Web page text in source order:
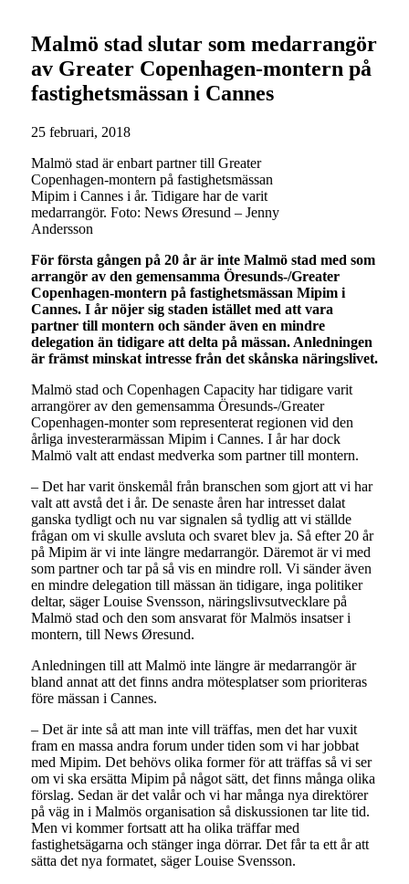
Malmö stad slutar som medarrangör
av Greater Copenhagen-montern på
fastighetsmässan i Cannes
25 februari, 2018
Malmö stad är enbart partner till Greater
Copenhagen-montern på fastighetsmässan
Mipim i Cannes i år. Tidigare har de varit
medarrangör. Foto: News Øresund – Jenny
Andersson
För första gången på 20 år är inte Malmö stad med som
arrangör av den gemensamma Öresunds-/Greater
Copenhagen-montern på fastighetsmässan Mipim i
Cannes. I år nöjer sig staden istället med att vara
partner till montern och sänder även en mindre
delegation än tidigare att delta på mässan. Anledningen
är främst minskat intresse från det skånska näringslivet.
Malmö stad och Copenhagen Capacity har tidigare varit
arrangörer av den gemensamma Öresunds-/Greater
Copenhagen-monter som representerat regionen vid den
årliga investerarmässan Mipim i Cannes. I år har dock
Malmö valt att endast medverka som partner till montern.
– Det har varit önskemål från branschen som gjort att vi har
valt att avstå det i år. De senaste åren har intresset dalat
ganska tydligt och nu var signalen så tydlig att vi ställde
frågan om vi skulle avsluta och svaret blev ja. Så efter 20 år
på Mipim är vi inte längre medarrangör. Däremot är vi med
som partner och tar på så vis en mindre roll. Vi sänder även
en mindre delegation till mässan än tidigare, inga politiker
deltar, säger Louise Svensson, näringslivsutvecklare på
Malmö stad och den som ansvarat för Malmös insatser i
montern, till News Øresund.
Anledningen till att Malmö inte längre är medarrangör är
bland annat att det finns andra mötesplatser som prioriteras
före mässan i Cannes.
– Det är inte så att man inte vill träffas, men det har vuxit
fram en massa andra forum under tiden som vi har jobbat
med Mipim. Det behövs olika former för att träffas så vi ser
om vi ska ersätta Mipim på något sätt, det finns många olika
förslag. Sedan är det valår och vi har många nya direktörer
på väg in i Malmös organisation så diskussionen tar lite tid.
Men vi kommer fortsatt att ha olika träffar med
fastighetsägarna och stänger inga dörrar. Det får ta ett år att
sätta det nya formatet, säger Louise Svensson.